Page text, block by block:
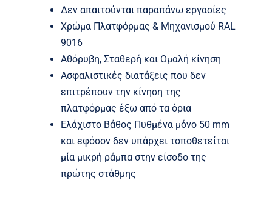
Δεν απαιτούνται παραπάνω εργασίες
Χρώμα Πλατφόρμας & Μηχανισμού RAL
9016
Αθόρυβη, Σταθερή και Ομαλή κίνηση
Ασφαλιστικές διατάξεις που δεν
επιτρέπουν την κίνηση της
πλατφόρμας έξω από τα όρια
Ελάχιστο Βάθος Πυθμένα μόνο 50 mm
και εφόσον δεν υπάρχει τοποθετείται
μία μικρή ράμπα στην είσοδο της
πρώτης στάθμης